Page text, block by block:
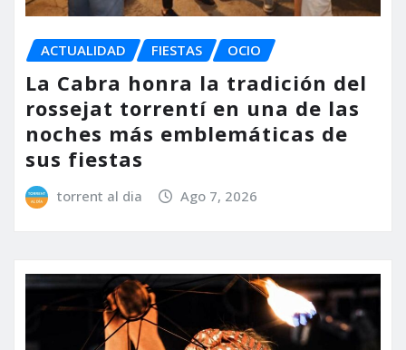
ACTUALIDAD FIESTAS OCIO
La Cabra honra la tradición del
rossejat torrentí en una de las
noches más emblemáticas de
sus fiestas
torrent al dia Ago 7, 2026